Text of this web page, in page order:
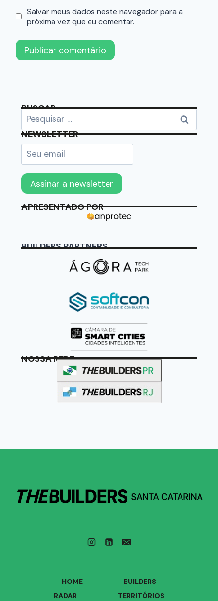
Salvar meus dados neste navegador para a
próxima vez que eu comentar.
BUSCAR
NEWSLETTER
APRESENTADO POR
BUILDERS PARTNERS
NOSSA REDE
HOME
BUILDERS
RADAR
TERRITÓRIOS